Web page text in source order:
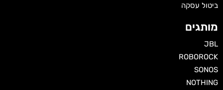
ביטול עסקה
מותגים
JBL
ROBOROCK
SONOS
NOTHING